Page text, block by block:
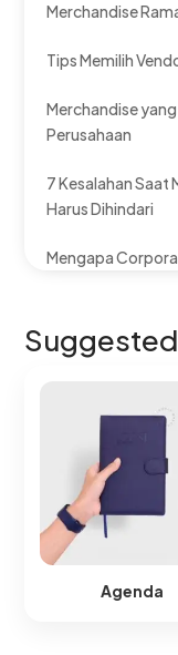
Merchandise
Tips Memilih
Merchandise
Perusahaan
7 Kesalahan Saat
Harus Dihindari
Mengapa
Agenda